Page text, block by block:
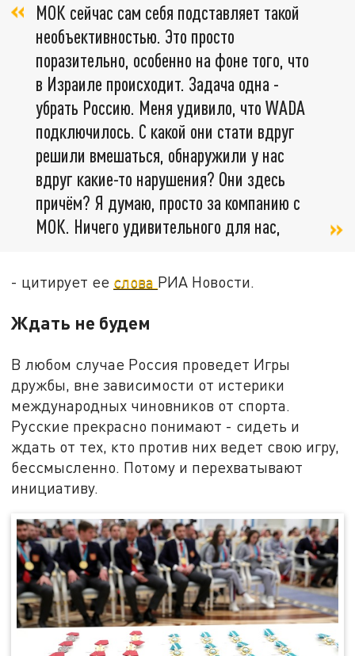
МОК сейчас сам себя подставляет такой
необъективностью. Это просто
поразительно, особенно на фоне того, что
в Израиле происходит. Задача одна -
убрать Россию. Меня удивило, что WADA
подключилось. С какой они стати вдруг
решили вмешаться, обнаружили у нас
вдруг какие-то нарушения? Они здесь
причём? Я думаю, просто за компанию с
МОК. Ничего удивительного для нас,
- цитирует ее слова РИА Новости.
Ждать не будем
В любом случае Россия проведет Игры
дружбы, вне зависимости от истерики
международных чиновников от спорта.
Русские прекрасно понимают - сидеть и
ждать от тех, кто против них ведет свою игру,
бессмысленно. Потому и перехватывают
инициативу.